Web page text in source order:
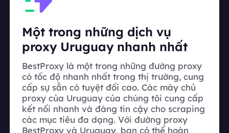
Một trong những dịch vụ
proxy Uruguay nhanh nhất
BestProxy là một trong những đường proxy
có tốc độ nhanh nhất trong thị trường, cung
cấp sự sẵn có tuyệt đối cao. Các máy chủ
proxy của Uruguay của chúng tôi cung cấp
kết nối nhanh và đáng tin cậy cho scraping
các mục tiêu đa dạng. Với đường proxy
BestProxy và Uruguay, bạn có thể hoàn